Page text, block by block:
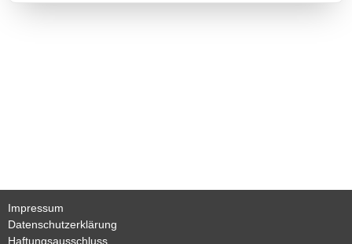
Basketball
Impressum
Datenschutzerklärung
Haftungsausschluss